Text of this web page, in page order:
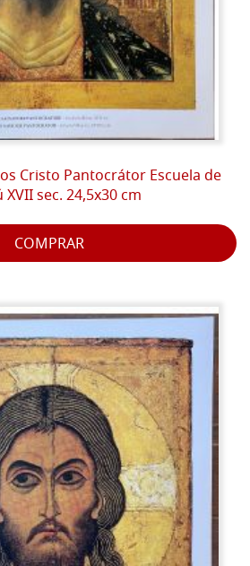
Cristo Pantocrátor Escuela de
XVII sec. 24,5x30 cm
COMPRAR